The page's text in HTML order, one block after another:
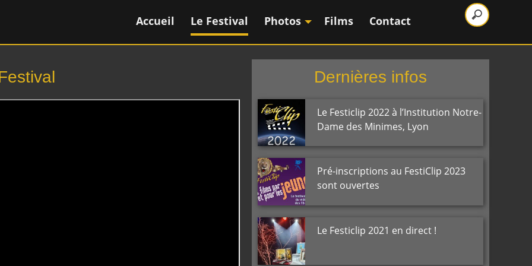
Accueil Le Festival Photos Films Contact
Dernières infos
Le Festiclip 2022 à l’Institution Notre-
Dame des Minimes, Lyon
Pré-inscriptions au FestiClip 2023
sont ouvertes
Le Festiclip 2021 en direct !